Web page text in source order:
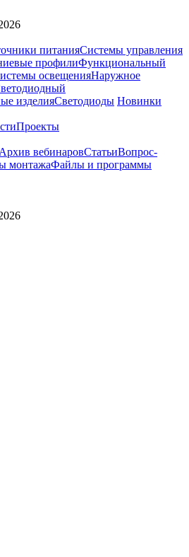
питанияСистемы управления
профилиФункциональный
освещенияНаружное
изделияСветодиоды Новинки
Проекты
Архив вебинаровСтатьиВопрос-
монтажаФайлы и программы